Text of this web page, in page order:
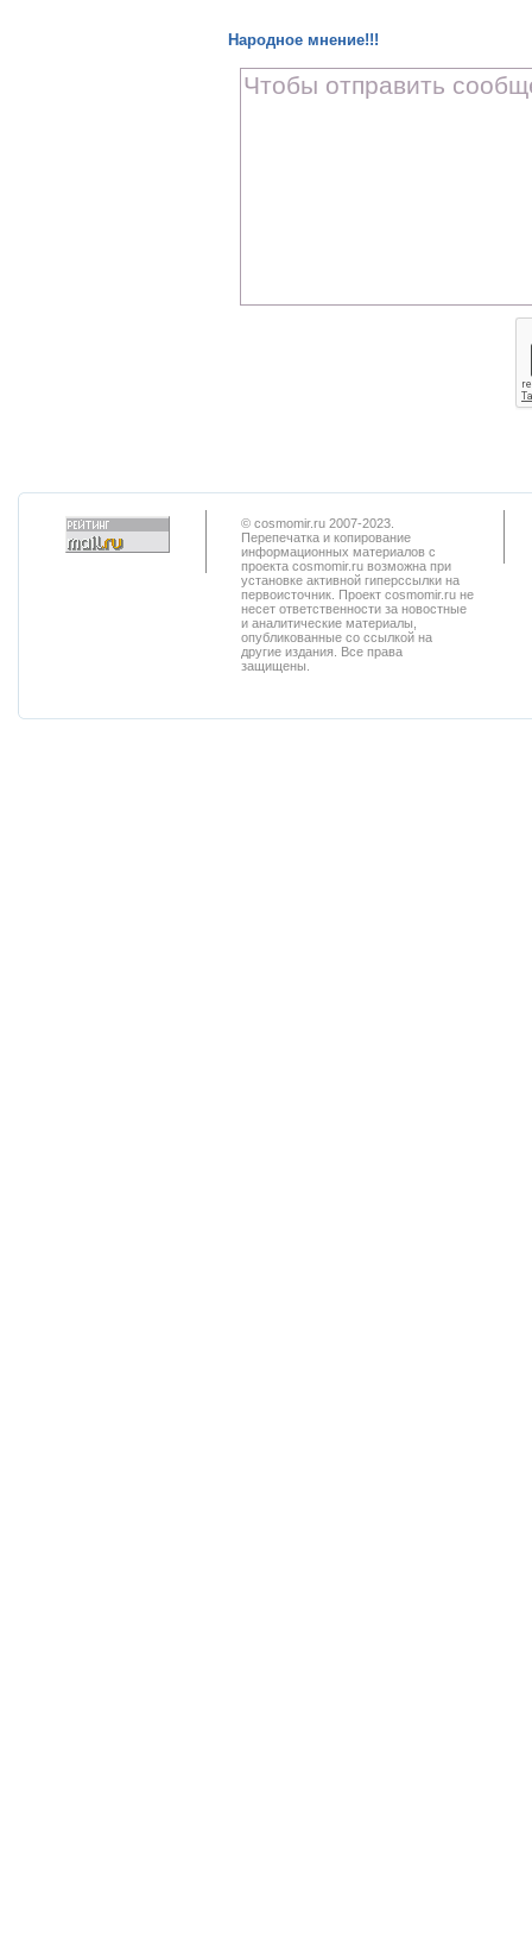
Народное мнение!!!
© cosmomir.ru 2007-2023.
Перепечатка и копирование
информационных материалов с
проекта cosmomir.ru возможна при
установке активной гиперссылки на
первоисточник. Проект cosmomir.ru не
несет ответственности за новостные
и аналитические материалы,
опубликованные со ссылкой на
другие издания. Все права
защищены.